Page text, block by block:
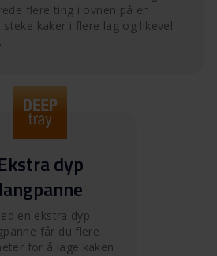
flere ting i ovnen på en
steke kaker i flere lag og likevel
dyp
langpanne
en ekstra dyp
får du flere
for å lage kaken